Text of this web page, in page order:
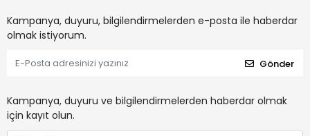
Kampanya, duyuru, bilgilendirmelerden e-posta ile haberdar
olmak istiyorum.
Gönder
Kampanya, duyuru ve bilgilendirmelerden haberdar olmak
için kayıt olun.